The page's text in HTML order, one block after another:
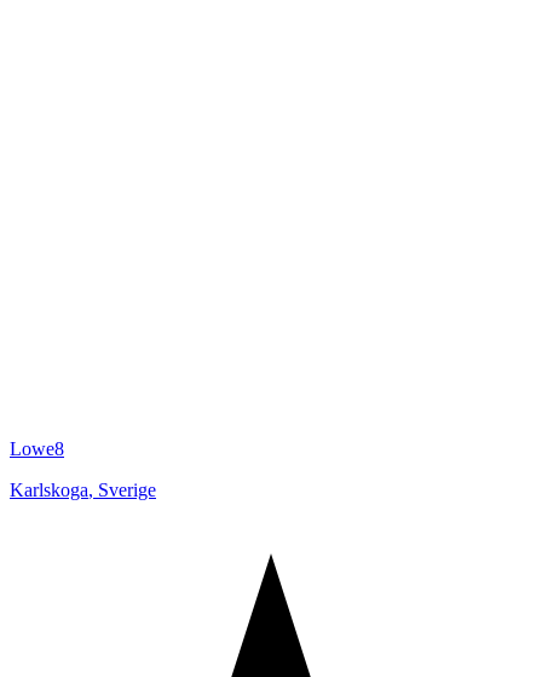
Lowe8
Karlskoga, Sverige